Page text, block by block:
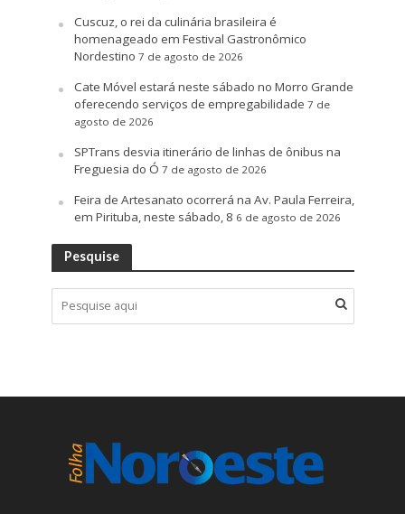
Cuscuz, o rei da culinária brasileira é
homenageado em Festival Gastronômico
Nordestino 7 de agosto de 2026
Cate Móvel estará neste sábado no Morro Grande
oferecendo serviços de empregabilidade 7 de
agosto de 2026
SPTrans desvia itinerário de linhas de ônibus na
Freguesia do Ó 7 de agosto de 2026
Feira de Artesanato ocorrerá na Av. Paula Ferreira,
em Pirituba, neste sábado, 8 6 de agosto de 2026
Pesquise